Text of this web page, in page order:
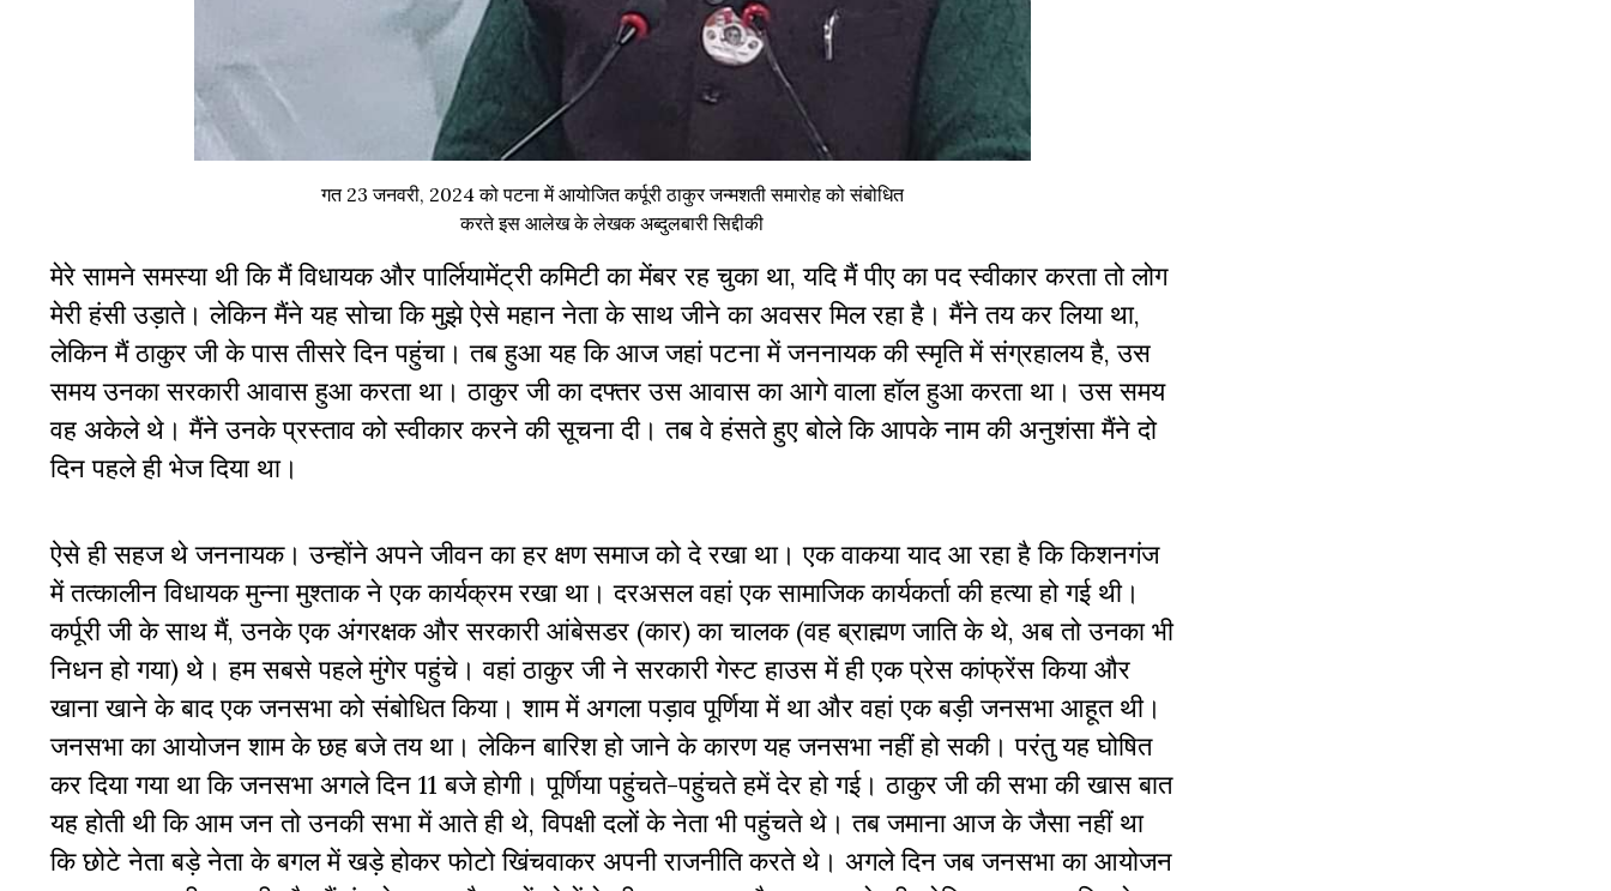
गत 23 जनवरी, 2024 को पटना में आयोजित कर्पूरी ठाकुर जन्मशती समारोह को संबोधित
करते इस आलेख के लेखक अब्दुलबारी सिद्दीकी
मेरे सामने समस्या थी कि मैं विधायक और पार्लियामेंट्री कमिटी का मेंबर रह चुका था, यदि मैं पीए का पद स्वीकार करता तो लोग
मेरी हंसी उड़ाते। लेकिन मैंने यह सोचा कि मुझे ऐसे महान नेता के साथ जीने का अवसर मिल रहा है। मैंने तय कर लिया था,
लेकिन मैं ठाकुर जी के पास तीसरे दिन पहुंचा। तब हुआ यह कि आज जहां पटना में जननायक की स्मृति में संग्रहालय है, उस
समय उनका सरकारी आवास हुआ करता था। ठाकुर जी का दफ्तर उस आवास का आगे वाला हॉल हुआ करता था। उस समय
वह अकेले थे। मैंने उनके प्रस्ताव को स्वीकार करने की सूचना दी। तब वे हंसते हुए बोले कि आपके नाम की अनुशंसा मैंने दो
दिन पहले ही भेज दिया था।
ऐसे ही सहज थे जननायक। उन्होंने अपने जीवन का हर क्षण समाज को दे रखा था। एक वाकया याद आ रहा है कि किशनगंज
में तत्कालीन विधायक मुन्ना मुश्ताक ने एक कार्यक्रम रखा था। दरअसल वहां एक सामाजिक कार्यकर्ता की हत्या हो गई थी।
कर्पूरी जी के साथ मैं, उनके एक अंगरक्षक और सरकारी आंबेसडर (कार) का चालक (वह ब्राह्मण जाति के थे, अब तो उनका भी
निधन हो गया) थे। हम सबसे पहले मुंगेर पहुंचे। वहां ठाकुर जी ने सरकारी गेस्ट हाउस में ही एक प्रेस कांफ्रेंस किया और
खाना खाने के बाद एक जनसभा को संबोधित किया। शाम में अगला पड़ाव पूर्णिया में था और वहां एक बड़ी जनसभा आहूत थी।
जनसभा का आयोजन शाम के छह बजे तय था। लेकिन बारिश हो जाने के कारण यह जनसभा नहीं हो सकी। परंतु यह घोषित
कर दिया गया था कि जनसभा अगले दिन 11 बजे होगी। पूर्णिया पहुंचते-पहुंचते हमें देर हो गई। ठाकुर जी की सभा की खास बात
यह होती थी कि आम जन तो उनकी सभा में आते ही थे, विपक्षी दलों के नेता भी पहुंचते थे। तब जमाना आज के जैसा नहीं था
कि छोटे नेता बड़े नेता के बगल में खड़े होकर फोटो खिंचवाकर अपनी राजनीति करते थे। अगले दिन जब जनसभा का आयोजन